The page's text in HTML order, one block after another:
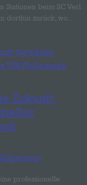
Stationen beim SC Verl
dorthin zurück, wo…
Zukunft:
professionelle
nach
der
oder andere
Person, dem
der
des
die
verarbeiten.